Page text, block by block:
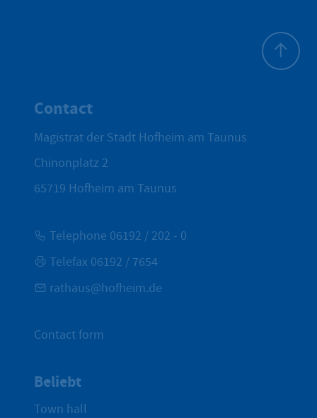
Contact
Magistrat der Stadt Hofheim am Taunus
Chinonplatz 2
65719 Hofheim am Taunus
Telephone 06192 / 202 - 0
Telefax 06192 / 7654
rathaus@hofheim.de
Contact form
Beliebt
Town hall